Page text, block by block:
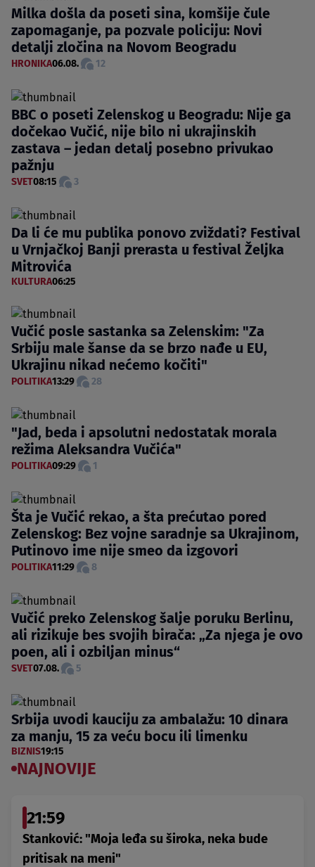
Milka došla da poseti sina, komšije čule
zapomaganje, pa pozvale policiju: Novi
detalji zločina na Novom Beogradu
HRONIKA06.08. 12
BBC o poseti Zelenskog u Beogradu: Nije ga
dočekao Vučić, nije bilo ni ukrajinskih
zastava – jedan detalj posebno privukao
pažnju
SVET08:15 3
Da li će mu publika ponovo zviždati? Festival
u Vrnjačkoj Banji prerasta u festival Željka
Mitrovića
KULTURA06:25
Vučić posle sastanka sa Zelenskim: "Za
Srbiju male šanse da se brzo nađe u EU,
Ukrajinu nikad nećemo kočiti"
POLITIKA13:29 28
"Jad, beda i apsolutni nedostatak morala
režima Aleksandra Vučića"
POLITIKA09:29 1
Šta je Vučić rekao, a šta prećutao pored
Zelenskog: Bez vojne saradnje sa Ukrajinom,
Putinovo ime nije smeo da izgovori
POLITIKA11:29 8
Vučić preko Zelenskog šalje poruku Berlinu,
ali rizikuje bes svojih birača: „Za njega je ovo
poen, ali i ozbiljan minus“
SVET07.08. 5
Srbija uvodi kauciju za ambalažu: 10 dinara
za manju, 15 za veću bocu ili limenku
BIZNIS19:15
NAJNOVIJE
21:59
Stanković: "Moja leđa su široka, neka bude
pritisak na meni"